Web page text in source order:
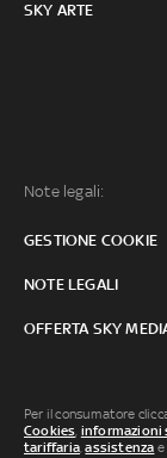
SKY ARTE
Note legali:
GESTIONE COOKIE
NOTE LEGALI
OFFERTA SKY
Per il consumatore
Cookies, informazioni
tariffaria,assistenza e